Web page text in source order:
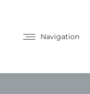
Navigation